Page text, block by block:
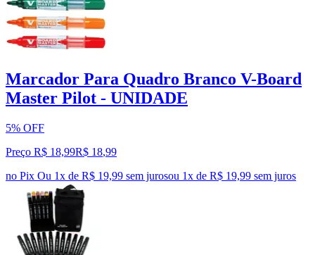
Marcador Para Quadro Branco V-Board
Master Pilot - UNIDADE
5% OFF
Preço R$ 18,99R$ 18,99
no Pix Ou 1x de R$ 19,99 sem jurosou 1x de R$ 19,99 sem juros